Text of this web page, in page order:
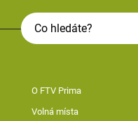
O FTV Prima
Volná místa